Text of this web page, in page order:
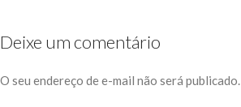
Deixe um comentário
O seu endereço de e-mail não será publicado.